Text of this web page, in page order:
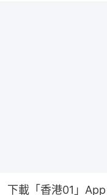
下載「香港01」